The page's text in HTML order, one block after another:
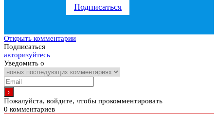
Подписаться
Открыть комментарии
Подписаться
авторизуйтесь
Уведомить о
Пожалуйста, войдите, чтобы прокомментировать
0 комментариев